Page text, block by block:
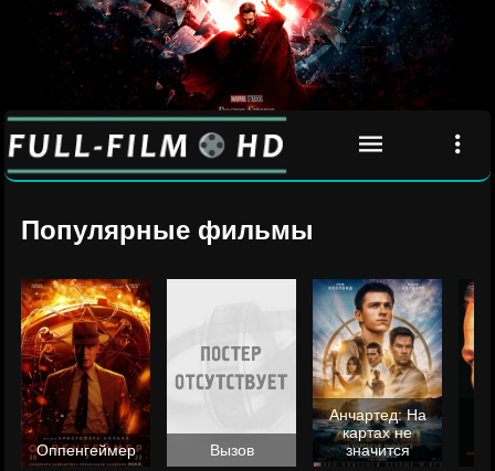
Популярные фильмы
Оппенгеймер Вызов
Анчартед: На
картах не
значится